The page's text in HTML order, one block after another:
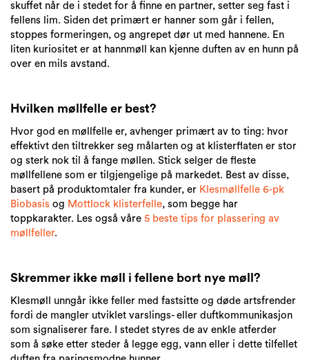
skuffet når de i stedet for å finne en partner, setter seg fast i
fellens lim. Siden det primært er hanner som går i fellen,
stoppes formeringen, og angrepet dør ut med hannene. En
liten kuriositet er at hannmøll kan kjenne duften av en hunn på
over en mils avstand.
Hvilken møllfelle er best?
Hvor god en møllfelle er, avhenger primært av to ting: hvor
effektivt den tiltrekker seg målarten og at klisterflaten er stor
og sterk nok til å fange møllen. Stick selger de fleste
møllfellene som er tilgjengelige på markedet. Best av disse,
basert på produktomtaler fra kunder, er Klesmøllfelle 6-pk
Biobasis og Mottlock klisterfelle, som begge har
toppkarakter. Les også våre 5 beste tips for plassering av
møllfeller.
Skremmer ikke møll i fellene bort nye møll?
Klesmøll unngår ikke feller med fastsitte og døde artsfrender
fordi de mangler utviklet varslings- eller duftkommunikasjon
som signaliserer fare. I stedet styres de av enkle atferder
som å søke etter steder å legge egg, vann eller i dette tilfellet